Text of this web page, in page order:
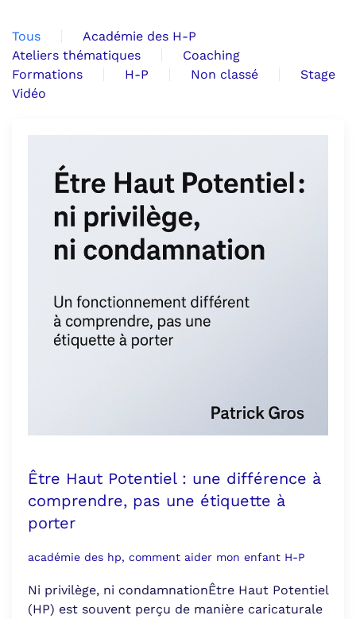
Tous
Académie des H-P
Ateliers thématiques
Coaching
Formations
H-P Non classé
Stage
Vidéo
Être Haut Potentiel : une différence à
comprendre, pas une étiquette à
porter
académie des hp, comment aider mon enfant H-P
Ni privilège, ni condamnationÊtre Haut Potentiel
(HP) est souvent perçu de manière caricaturale